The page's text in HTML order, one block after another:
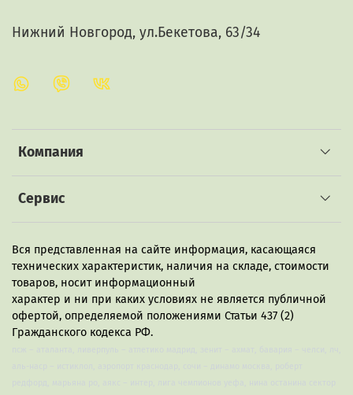
Компания
Сервис
Нижний Новгород, ул.Бекетова, 63/34
Вся представленная на сайте информация, касающаяся
технических характеристик, наличия на складе, стоимости
товаров, носит информационный
характер и ни при каких условиях не является публичной
офертой, определяемой положениями Статьи 437 (2)
Гражданского кодекса РФ.